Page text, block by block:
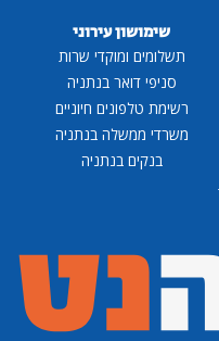
שימושון עירוני
תשלומים ומוקדי שרות
סניפי דואר בנתניה
רשימת טלפונים חיוניים
משרדי ממשלה בנתניה
בנקים בנתניה